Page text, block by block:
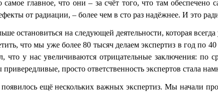
главное, что они – за счёт того, что там
от радиации, – более чем в сто раз надёжнее. И это
остановиться на следующей деятельности, которая
что мы уже более 80 тысяч делаем экспертиз в год по
что у нас увеличиваются отрицательные заключения: по
привередливые, просто ответственность экспертов стала
ещё нескольких важных экспертиз. Мы начали